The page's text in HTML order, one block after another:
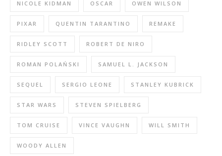
NICOLE KIDMAN OSCAR OWEN WILSON
PIXAR QUENTIN TARANTINO REMAKE
RIDLEY SCOTT ROBERT DE NIRO
ROMAN POLAŃSKI SAMUEL L. JACKSON
SEQUEL SERGIO LEONE STANLEY KUBRICK
STAR WARS STEVEN SPIELBERG
TOM CRUISE VINCE VAUGHN WILL SMITH
WOODY ALLEN